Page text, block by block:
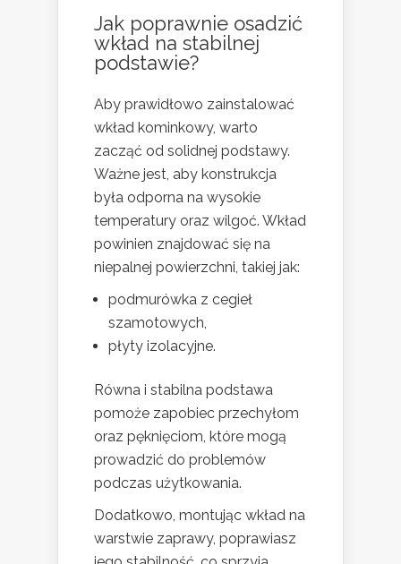
Jak poprawnie osadzić
wkład na stabilnej
podstawie?
Aby prawidłowo zainstalować
wkład kominkowy, warto
zacząć od solidnej podstawy.
Ważne jest, aby konstrukcja
była odporna na wysokie
temperatury oraz wilgoć. Wkład
powinien znajdować się na
niepalnej powierzchni, takiej jak:
podmurówka z cegieł
szamotowych,
płyty izolacyjne.
Równa i stabilna podstawa
pomoże zapobiec przechyłom
oraz pęknięciom, które mogą
prowadzić do problemów
podczas użytkowania.
Dodatkowo, montując wkład na
warstwie zaprawy, poprawiasz